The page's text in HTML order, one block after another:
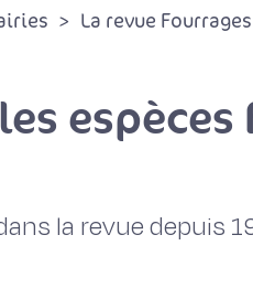
La revue Fourrages
la revue depuis